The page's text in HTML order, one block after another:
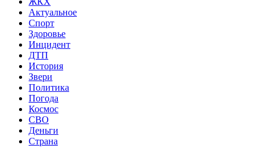
Актуальное
Спорт
Здоровье
Инцидент
ДТП
История
Звери
Политика
Погода
Космос
СВО
Деньги
Страна